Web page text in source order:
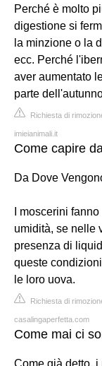
Perché è molto
digestione si
la minzione o la
ecc. Perché
aver aumentato
parte
Richiesta di
imieianimali.it
Come capire
Da Dove
I moscerini
umidità, se nelle
presenza di
queste
le loro uova.
Richiesta di
casalingaperfetta.com
Come mai ci
Come già detto,